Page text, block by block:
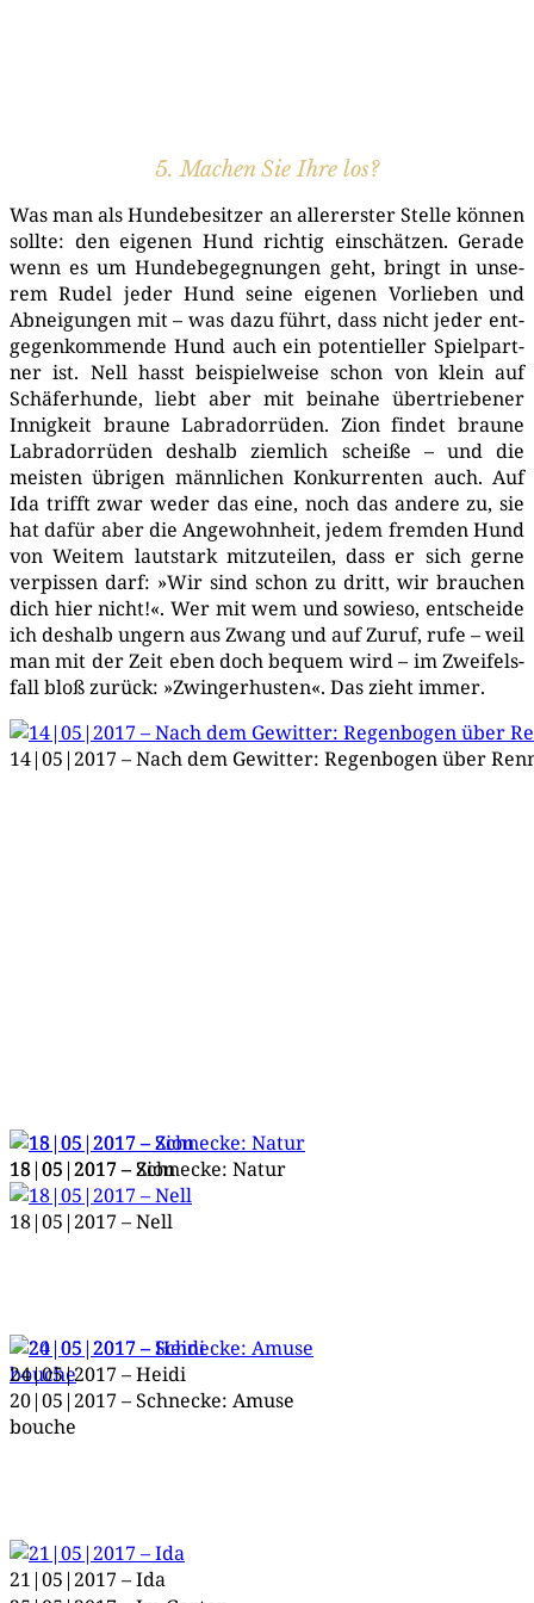
5. Machen Sie Ihre los?
Was man als Hun­de­be­sit­zer an aller­ers­ter Stel­le kön­nen
soll­te: den eige­nen Hund rich­tig ein­schät­zen. Gera­de
wenn es um Hun­de­be­geg­nun­gen geht, bringt in unse­
rem Rudel jeder Hund sei­ne eige­nen Vor­lie­ben und
Abnei­gun­gen mit – was dazu führt, dass nicht jeder ent­
ge­gen­kom­men­de Hund auch ein poten­ti­el­ler Spiel­part­
ner ist. Nell hasst bei­spiel­wei­se schon von klein auf
Schä­fer­hun­de, liebt aber mit bei­na­he über­trie­be­ner
Innig­keit brau­ne Labra­dor­rü­den. Zion fin­det brau­ne
Labra­dor­rü­den des­halb ziem­lich schei­ße – und die
meis­ten übri­gen männ­li­chen Kon­kur­ren­ten auch. Auf
Ida trifft zwar weder das eine, noch das ande­re zu, sie
hat dafür aber die Ange­wohn­heit, jedem frem­den Hund
von Wei­tem laut­stark mit­zu­tei­len, dass er sich ger­ne
ver­pis­sen darf: »Wir sind schon zu dritt, wir brau­chen
dich hier nicht!«. Wer mit wem und sowie­so, ent­schei­de
ich des­halb ungern aus Zwang und auf Zuruf, rufe – weil
man mit der Zeit eben doch bequem wird – im Zwei­fels­
fall bloß zurück: »Zwin­ger­hus­ten«. Das zieht immer.
14|05|2017 – Nach dem Gewit­ter: Regen­bo­gen über
15|05|2017 – Zion
18|05|2017 – Nell
18|05|2017 – Schne­cke: Natur
20|05|2017 – Schne­cke: Amu­se
bouche
21|05|2017 – Ida
24|05|2017 – Heidi
25|05|2017 – Im Garten